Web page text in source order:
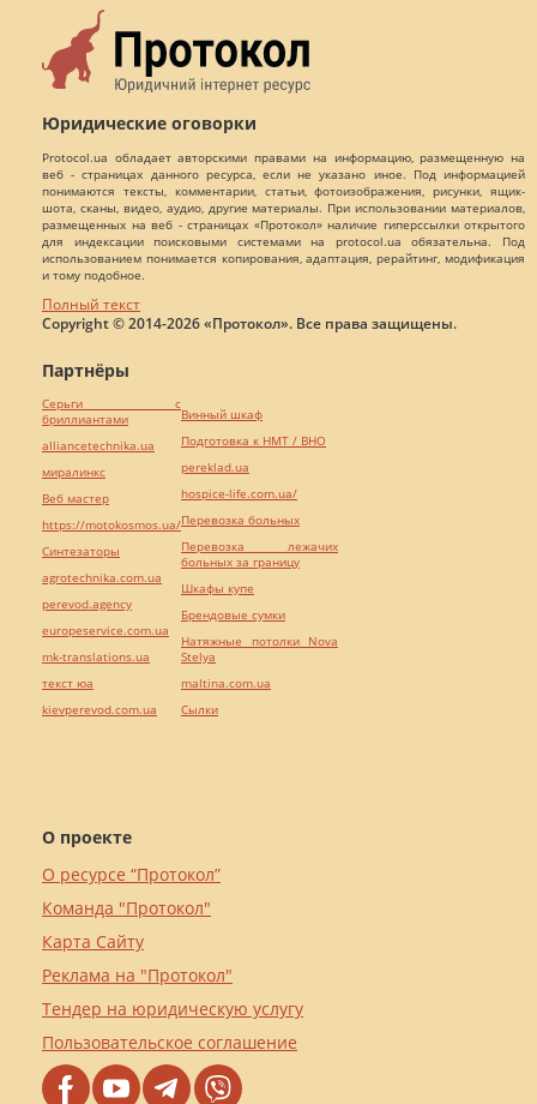
Юридические оговорки
Protocol.ua обладает авторскими правами на информацию, размещенную на
веб - страницах данного ресурса, если не указано иное. Под информацией
понимаются тексты, комментарии, статьи, фотоизображения, рисунки, ящик-
шота, сканы, видео, аудио, другие материалы. При использовании материалов,
размещенных на веб - страницах «Протокол» наличие гиперссылки открытого
для индексации поисковыми системами на protocol.ua обязательна. Под
использованием понимается копирования, адаптация, рерайтинг, модификация
и тому подобное.
Полный текст
Copyright © 2014-2026 «Протокол». Все права защищены.
О проекте
О ресурсе “Протокол”
Команда "Протокол"
Карта Сайту
Реклама на "Протокол"
Тендер на юридическую услугу
Пользовательское соглашение
Партнёры
Серьги с
бриллиантами
alliancetechnika.ua
миралинкс
Веб мастер
https://motokosmos.ua/
Синтезаторы
agrotechnika.com.ua
perevod.agency
europeservice.com.ua
mk-translations.ua
текст юа
kievperevod.com.ua
Винный шкаф
Подготовка к НМТ / ВНО
pereklad.ua
hospice-life.com.ua/
Перевозка больных
Перевозка лежачих
больных за границу
Шкафы купе
Брендовые сумки
Натяжные потолки Nova
Stelya
maltina.com.ua
Cылки